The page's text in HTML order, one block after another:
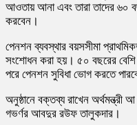
আওতায় আনা এবং তারা তাদের ৬০
করবেন।
পেনশন ব্যবস্থার বয়সসীমা
সংশোধন করা হয়। ৫০ বছরের বেশি
পরে পেনশন সুবিধা ভোগ করতে
অনুষ্ঠানে বক্তব্য রাখেন অর্থমন্ত্রী
গভর্ণর আবদুর রউফ তালুকদার।